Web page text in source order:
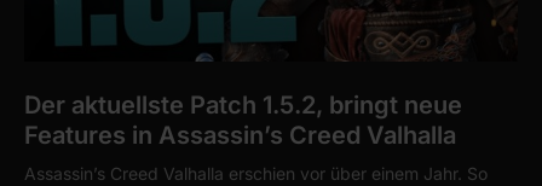
Der aktuellste Patch 1.5.2, bringt neue
Features in Assassin’s Creed Valhalla
Assassin’s Creed Valhalla erschien vor über einem Jahr. So